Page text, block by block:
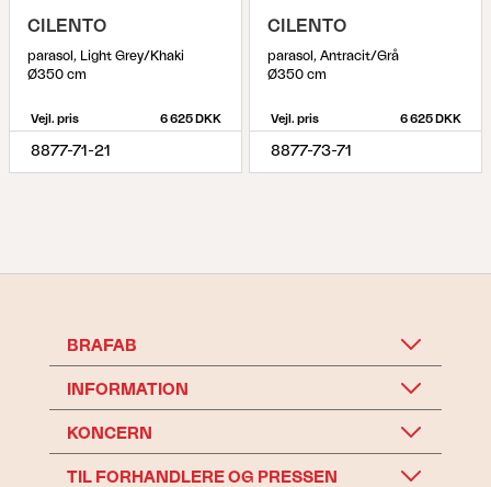
CILENTO
parasol, Light Grey/Khaki
Ø350 cm
Vejl. pris 6 625 DKK
8877-71-21
CILENTO
parasol, Antracit/Grå
Ø350 cm
Vejl. pris 6 625 DKK
8877-73-71
BRAFAB
INFORMATION
KONCERN
TIL FORHANDLERE OG PRESSEN